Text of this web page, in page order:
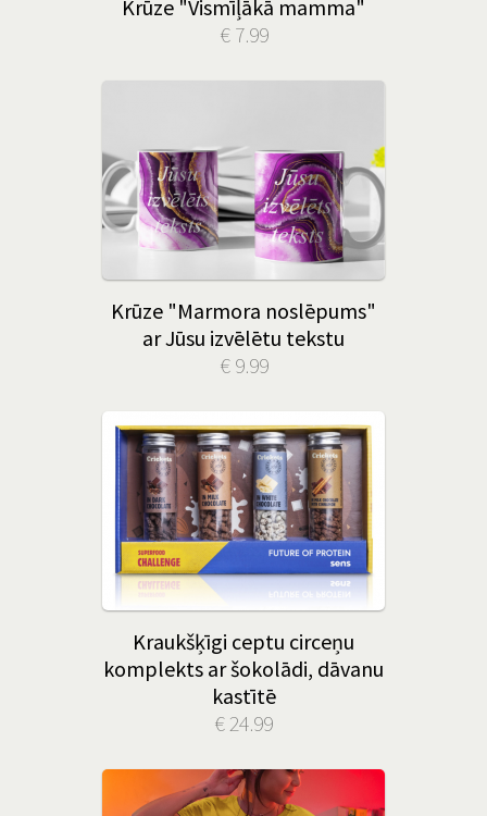
Krūze "Vismīļākā mamma"
€ 7.99
Krūze "Marmora noslēpums"
ar Jūsu izvēlētu tekstu
€ 9.99
Kraukšķīgi ceptu circeņu
komplekts ar šokolādi, dāvanu
kastītē
€ 24.99